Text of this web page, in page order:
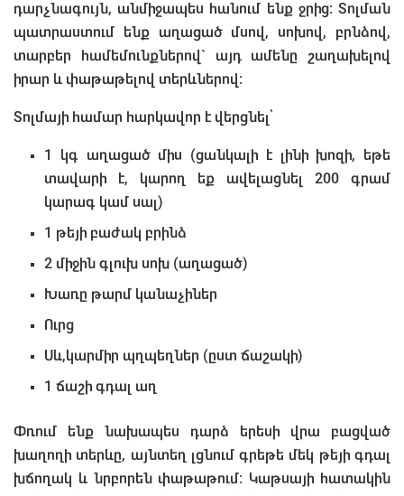
դարչնագույն, անմիջապես հանում ենք ջրից։ Տոլման
պատրաստում ենք աղացած մսով, սոխով, բրնձով,
տարբեր համեմունքներով` այդ ամենը շաղախելով
իրար և փաթաթելով տերևներով:
Տոլմայի համար հարկավոր է վերցնել՝
1 կգ աղացած միս (ցանկալի է լինի խոզի, եթե
տավարի է, կարող եք ավելացնել 200 գրամ
կարագ կամ սալ)
1 թեյի բաժակ բրինձ
2 միջին գլուխ սոխ (աղացած)
Խառը թարմ կանաչիներ
Ուրց
Սև,կարմիր պղպեղներ (ըստ ճաշակի)
1 ճաշի գդալ աղ
Փռում ենք նախապես դարձ երեսի վրա բացված
խաղողի տերևը, այնտեղ լցնում գրեթե մեկ թեյի գդալ
խճողակ և նրբորեն փաթաթում: Կաթսայի հատակին